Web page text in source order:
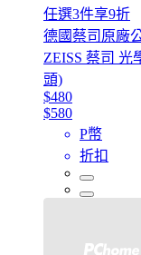
任選3件享9折
德國蔡司原廠
ZEISS 蔡司 光
頭)
$480
$580
P幣
折扣